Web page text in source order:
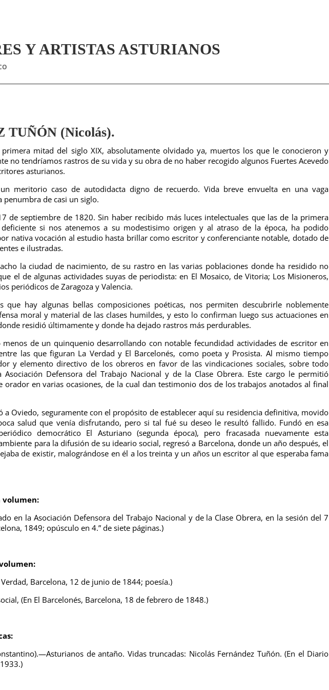
Y ARTISTAS ASTURIANOS
TUÑÓN (Nicolás).
mitad del siglo XIX, absolutamente olvidado ya, muertos los que le conocieron y
no tendríamos rastros de su vida y su obra de no haber recogido algunos Fuertes Acevedo
asturianos.
meritorio caso de autodidacta digno de recuerdo. Vida breve envuelta en una vaga
penumbra de casi un siglo.
de septiembre de 1820. Sin haber recibido más luces intelectuales que las de la primera
deficiente si nos atenemos a su modestisimo origen y al atraso de la época, ha podido
nativa vocación al estudio hasta brillar como escritor y conferenciante notable, dotado de
e ilustradas.
la ciudad de nacimiento, de su rastro en las varias poblaciones donde ha residido no
el de algunas actividades suyas de periodista: en El Mosaico, de Vitoria; Los Misioneros,
periódicos de Zaragoza y Valencia.
que hay algunas bellas composiciones poéticas, nos permiten descubrirle noblemente
moral y material de las clases humildes, y esto lo confirman luego sus actuaciones en
residió últimamente y donde ha dejado rastros más perdurables.
de un quinquenio desarrollando con notable fecundidad actividades de escritor en
las que figuran La Verdad y El Barcelonés, como poeta y Prosista. Al mismo tiempo
y elemento directivo de los obreros en favor de las vindicaciones sociales, sobre todo
Defensora del Trabajo Nacional y de la Clase Obrera. Este cargo le permitió
orador en varias ocasiones, de la cual dan testimonio dos de los trabajos anotados al final
a Oviedo, seguramente con el propósito de establecer aquí su residencia definitiva, movido
salud que venía disfrutando, pero si tal fué su deseo le resultó fallido. Fundó en esa
democrático El Asturiano (segunda época), pero fracasada nuevamente esta
para la difusión de su ideario social, regresó a Barcelona, donde un año después, el
de existir, malográndose en él a los treinta y un años un escritor al que esperaba fama
volumen:
en la Asociación Defensora del Trabajo Nacional y de la Clase Obrera, en la sesión del 7
1849; opúsculo en 4.” de siete páginas.)
Barcelona, 12 de junio de 1844; poesía.)
(En El Barcelonés, Barcelona, 18 de febrero de 1848.)
de antaño. Vidas truncadas: Nicolás Fernández Tuñón. (En el Diario